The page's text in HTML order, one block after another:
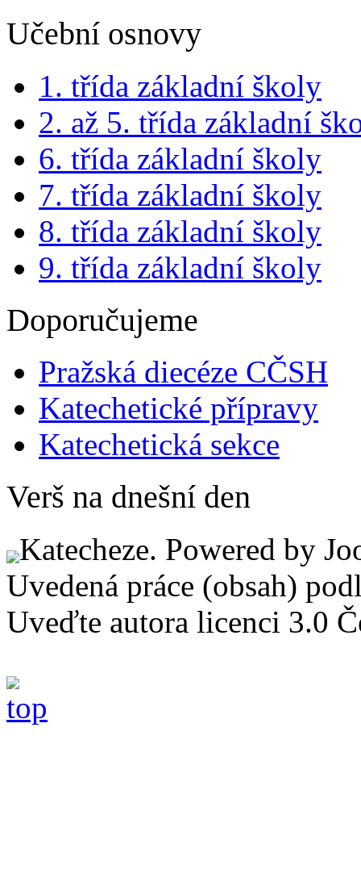
Učební osnovy
1. třída základní školy
2. až 5. třída základní
6. třída základní školy
7. třída základní školy
8. třída základní školy
9. třída základní školy
Doporučujeme
Pražská diecéze CČSH
Katechetické přípravy
Katechetická sekce
Verš na dnešní den
Katecheze. Powered by
Uvedená práce (obsah)
Uveďte autora licenci 3.0